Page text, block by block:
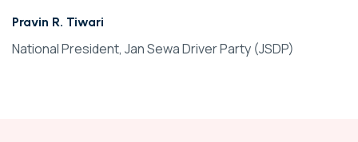
Pravin R. Tiwari
National President, Jan Sewa Driver Party (JSDP)